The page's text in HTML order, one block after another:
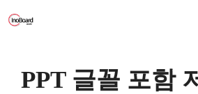
텐
PPT 글꼴 포함